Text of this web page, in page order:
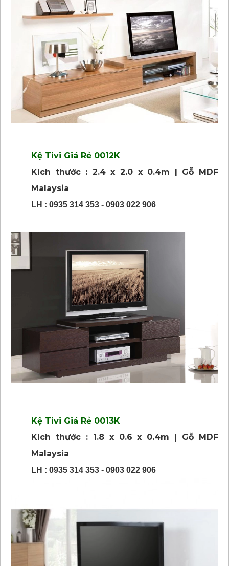
Kệ Tivi Giá Rẻ 0012K
Kích thước : 2.4 x 2.0 x 0.4m | Gỗ MDF
Malaysia
LH : 0935 314 353 - 0903 022 906
Kệ Tivi Giá Rẻ 0013K
Kích thước : 1.8 x 0.6 x 0.4m | Gỗ MDF
Malaysia
LH : 0935 314 353 - 0903 022 906